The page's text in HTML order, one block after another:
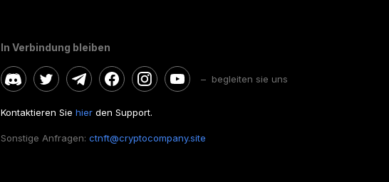
In Verbindung bleiben
– begleiten sie uns
Kontaktieren Sie hierden Support.
Sonstige Anfragen: ctnft@cryptocompany.site